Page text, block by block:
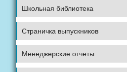
Школьная библиотека
Страничка выпускников
Менеджерские отчеты